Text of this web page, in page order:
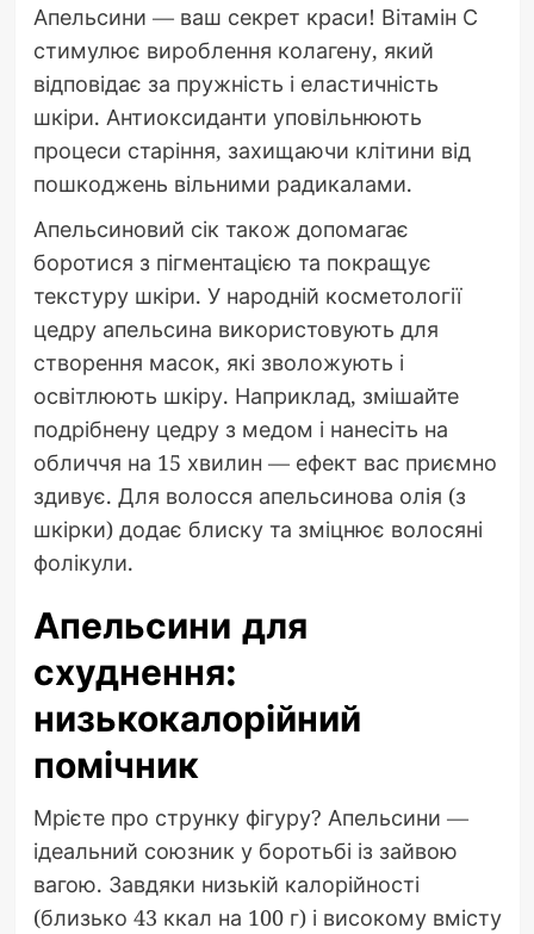
Апельсини — ваш секрет краси! Вітамін С
стимулює вироблення колагену, який
відповідає за пружність і еластичність
шкіри. Антиоксиданти уповільнюють
процеси старіння, захищаючи клітини від
пошкоджень вільними радикалами.
Апельсиновий сік також допомагає
боротися з пігментацією та покращує
текстуру шкіри. У народній косметології
цедру апельсина використовують для
створення масок, які зволожують і
освітлюють шкіру. Наприклад, змішайте
подрібнену цедру з медом і нанесіть на
обличчя на 15 хвилин — ефект вас приємно
здивує. Для волосся апельсинова олія (з
шкірки) додає блиску та зміцнює волосяні
фолікули.
Апельсини для
схуднення:
низькокалорійний
помічник
Мрієте про струнку фігуру? Апельсини —
ідеальний союзник у боротьбі із зайвою
вагою. Завдяки низькій калорійності
(близько 43 ккал на 100 г) і високому вмісту